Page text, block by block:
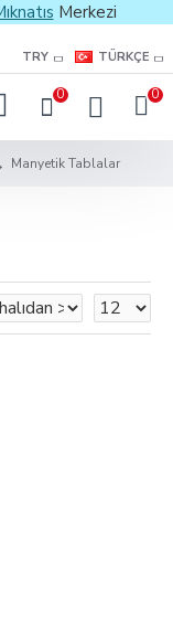
Merkezi
TRY TÜRKÇE
0 0
Manyetik Tablalar